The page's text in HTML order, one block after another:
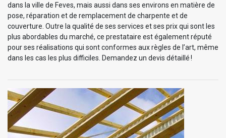
dans la ville de Feves, mais aussi dans ses environs en matière de
pose, réparation et de remplacement de charpente et de
couverture. Outre la qualité de ses services et ses prix qui sont les
plus abordables du marché, ce prestataire est également réputé
pour ses réalisations qui sont conformes aux règles de l’art, même
dans les cas les plus difficiles. Demandez un devis détaillé !